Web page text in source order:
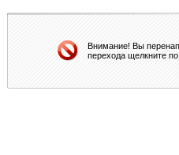
Внимание! Вы
перехода щелкните